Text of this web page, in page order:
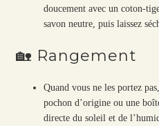
doucement avec un coton-
savon neutre, puis laissez
🏡 Rangement
Quand vous ne les portez
pochon d’origine ou une
directe du soleil et de